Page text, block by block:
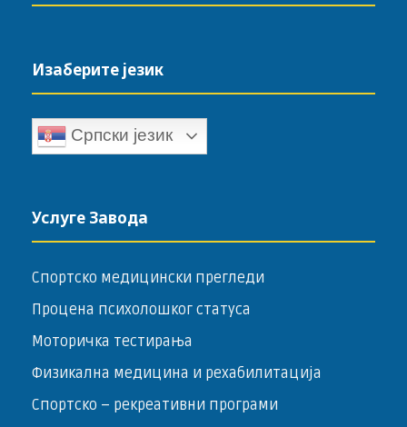
Изаберите језик
Српски језик
Услуге Завода
Спортско медицински прегледи
Процена психолошког статуса
Моторичка тестирања
Физикална медицина и рехабилитација
Спортско – ­рекреативни програми